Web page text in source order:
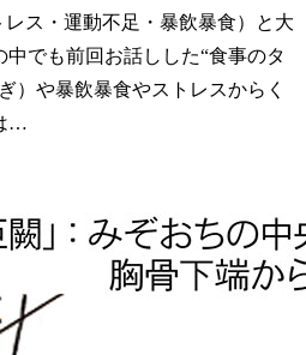
ス・運動不足・暴飲暴食）と大
でも前回お話しした“食事のタ
）や暴飲暴食やストレスからく
…